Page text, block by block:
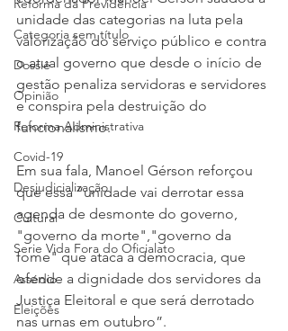
Reforma da Previdência
Categoria sem título
Dossiê
Opinião
Reforma Administrativa
Covid-19
Desjudicialização
Cultural
Serie Vida Fora do Oficialato
Assédio
Eleições
unidade das categorias na luta pela
valorização do serviço público e contra
o atual governo que desde o início de
gestão penaliza servidoras e servidores
e conspira pela destruição do
funcionalismo.
Em sua fala, Manoel Gérson reforçou
que essa “unidade vai derrotar essa
agenda de desmonte do governo,
"governo da morte","governo da
fome" que ataca a democracia, que
ofende a dignidade dos servidores da
Justiça Eleitoral e que será derrotado
nas urnas em outubro”.